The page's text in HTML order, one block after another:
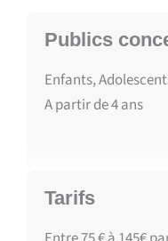
Publics
Enfants,
A partir de4ans
Tarifs